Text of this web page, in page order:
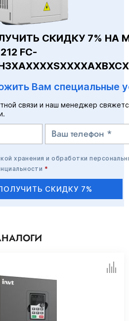
СКИДКУ 7% НА
FC-
Вам специальные
связи и наш менеджер
хранения и обработки
*
СКИДКУ 7%